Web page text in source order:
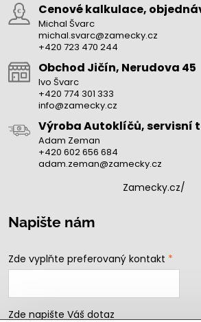
Cenové kalkulace,
Michal Švarc
michal.svarc@zamecky.cz
+420 723 470 244
Obchod Jičín, Nerudova 45
Ivo Švarc
+420 774 301 333
info@zamecky.cz
Výroba Autoklíčů, servisní
Adam Zeman
+420 602 656 684
adam.zeman@zamecky.cz
Zamecky.cz/
Napište nám
Zde vyplňte preferovaný kontakt *
Zde napište Váš dotaz